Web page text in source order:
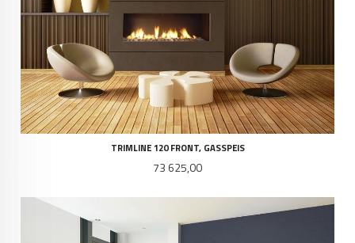
TRIMLINE 120 FRONT, GASSPEIS
Pris
73 625,00